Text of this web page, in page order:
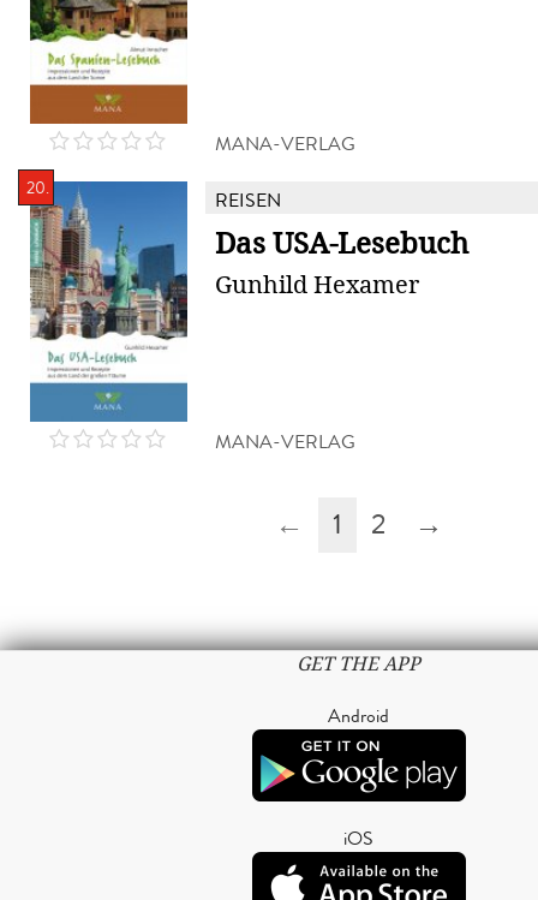
MANA-VERLAG
20. REISEN
Das USA-Lesebuch
Gunhild Hexamer
MANA-VERLAG
← 1 2 →
GET THE APP
Android
iOS